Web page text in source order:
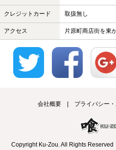
クレジットカード 取扱無し
アクセス 片原町商店街を東
会社概要 プライバシー
Copyright Ku-Zou. All Rights